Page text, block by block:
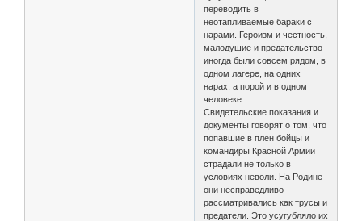
переводить в
неотапливаемые бараки с
нарами. Героизм и честность,
малодушие и предательство
иногда были совсем рядом, в
одном лагере, на одних
нарах, а порой и в одном
человеке.
Свидетельские показания и
документы говорят о том, что
попавшие в плен бойцы и
командиры Красной Армии
страдали не только в
условиях неволи. На Родине
они несправедливо
рассматривались как трусы и
предатели. Это усугубляло их